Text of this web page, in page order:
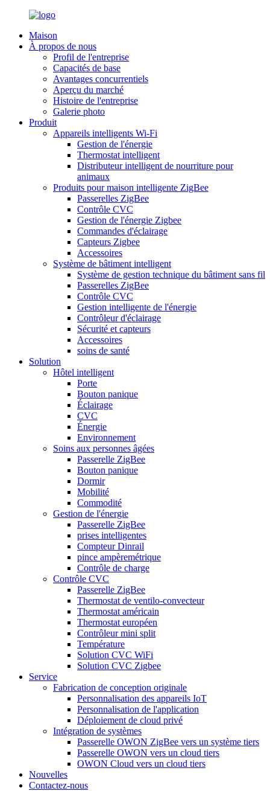
Maison
À propos de nous
Profil de l'entreprise
Capacités de base
Avantages concurrentiels
Aperçu du marché
Histoire de l'entreprise
Galerie photo
Produit
Appareils intelligents Wi-Fi
Gestion de l'énergie
Thermostat intelligent
Distributeur intelligent de nourriture pour
animaux
Produits pour maison intelligente ZigBee
Passerelles ZigBee
Contrôle CVC
Gestion de l'énergie Zigbee
Commandes d'éclairage
Capteurs Zigbee
Accessoires
Système de bâtiment intelligent
Système de gestion technique du bâtiment sans fil
Passerelles ZigBee
Contrôle CVC
Gestion intelligente de l'énergie
Contrôleur d'éclairage
Sécurité et capteurs
Accessoires
soins de santé
Solution
Hôtel intelligent
Porte
Bouton panique
Éclairage
CVC
Énergie
Environnement
Soins aux personnes âgées
Passerelle ZigBee
Bouton panique
Dormir
Mobilité
Commodité
Gestion de l'énergie
Passerelle ZigBee
prises intelligentes
Compteur Dinrail
pince ampèremétrique
Contrôle de charge
Contrôle CVC
Passerelle ZigBee
Thermostat de ventilo-convecteur
Thermostat américain
Thermostat européen
Contrôleur mini split
Température
Solution CVC WiFi
Solution CVC Zigbee
Service
Fabrication de conception originale
Personnalisation des appareils IoT
Personnalisation de l'application
Déploiement de cloud privé
Intégration de systèmes
Passerelle OWON ZigBee vers un système tiers
Passerelle OWON vers un cloud tiers
OWON Cloud vers un cloud tiers
Nouvelles
Contactez-nous